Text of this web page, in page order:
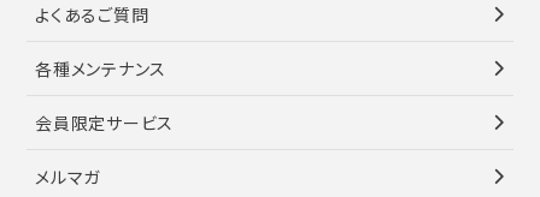
よくあるご質問
各種メンテナンス
会員限定サービス
メルマガ